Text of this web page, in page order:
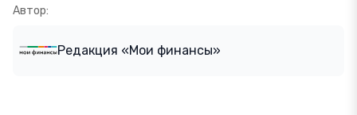
Автор:
Редакция «Мои финансы»